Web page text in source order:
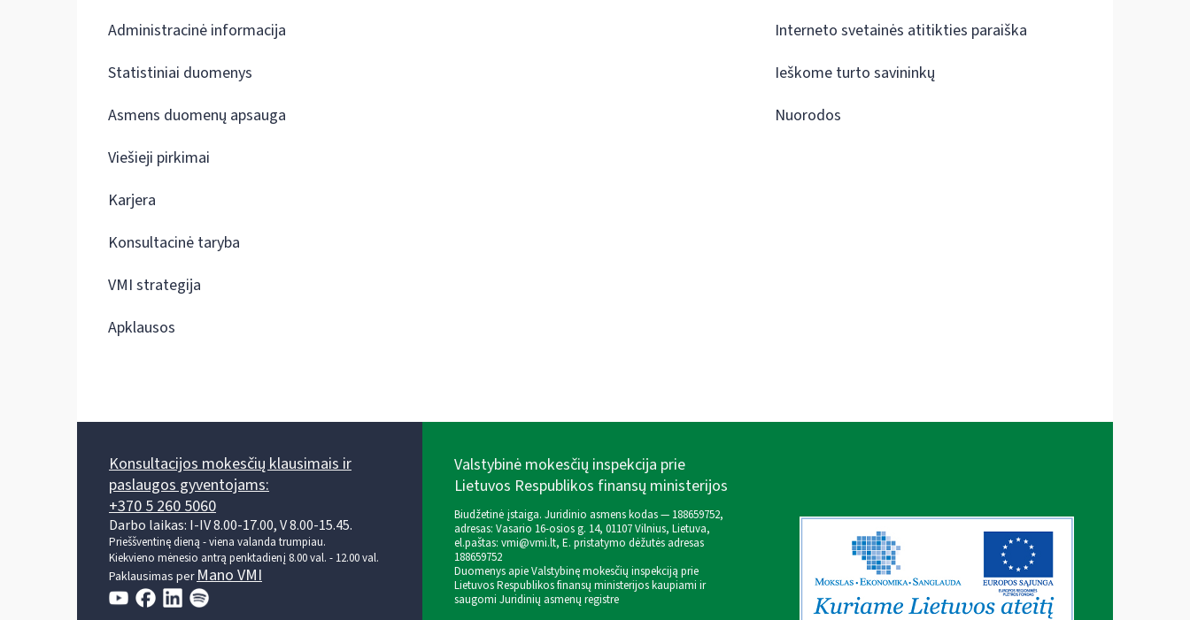
Administracinė informacija
Statistiniai duomenys
Asmens duomenų apsauga
Viešieji pirkimai
Karjera
Konsultacinė taryba
VMI strategija
Apklausos
Interneto svetainės atitikties paraiška
Ieškome turto savininkų
Nuorodos
Konsultacijos mokesčių klausimais ir
paslaugos gyventojams:
+370 5 260 5060
Darbo laikas: I-IV 8.00-17.00, V 8.00-15.45.
Prieššventinę dieną - viena valanda trumpiau.
Kiekvieno mėnesio antrą penktadienį 8.00 val. - 12.00 val.
Paklausimas perMano VMI
Valstybinė mokesčių inspekcija prie
Lietuvos Respublikos finansų ministerijos
Biudžetinė įstaiga. Juridinio asmens kodas — 188659752,
adresas: Vasario 16-osios g. 14, 01107 Vilnius, Lietuva,
el.paštas: vmi@vmi.lt, E. pristatymo dėžutės adresas
188659752
Duomenys apie Valstybinę mokesčių inspekciją prie
Lietuvos Respublikos finansų ministerijos kaupiami ir
saugomi Juridinių asmenų registre